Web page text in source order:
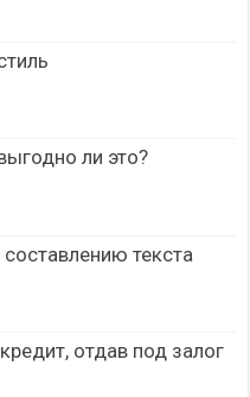
ли это?
текста
отдав под залог